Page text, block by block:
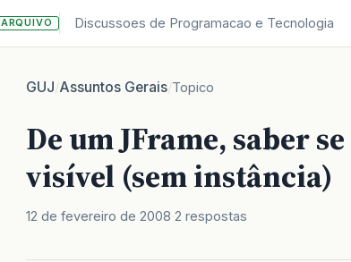
ARQUIVO Discussoes de Programacao e Tecnologia
GUJ/Assuntos Gerais/Topico
De um JFrame, saber
visível (sem instância)
12 de fevereiro de 2008 2 respostas